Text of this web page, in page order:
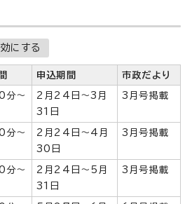
にする
申込期間 市政だより
分～
2月24日～3月
31日
3月号掲載
分～
2月24日～4月
30日
3月号掲載
分～
2月24日～5月
31日
3月号掲載